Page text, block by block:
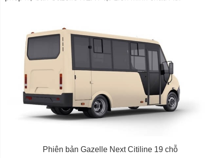
Phiên bản Gazelle Next Citiline 19 chỗ